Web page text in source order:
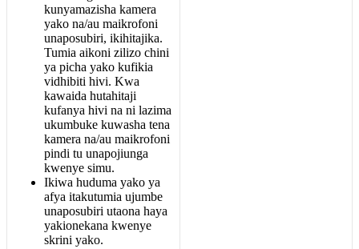
kunyamazisha kamera
yako na/au maikrofoni
unaposubiri, ikihitajika.
Tumia aikoni zilizo chini
ya picha yako kufikia
vidhibiti hivi. Kwa
kawaida hutahitaji
kufanya hivi na ni lazima
ukumbuke kuwasha tena
kamera na/au maikrofoni
pindi tu unapojiunga
kwenye simu.
Ikiwa huduma yako ya
afya itakutumia ujumbe
unaposubiri utaona haya
yakionekana kwenye
skrini yako.